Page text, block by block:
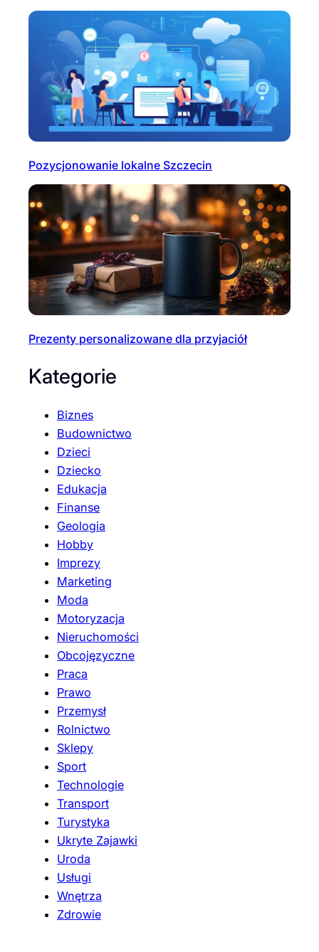
Pozycjonowanie lokalne Szczecin
Prezenty personalizowane dla przyjaciół
Kategorie
Biznes
Budownictwo
Dzieci
Dziecko
Edukacja
Finanse
Geologia
Hobby
Imprezy
Marketing
Moda
Motoryzacja
Nieruchomości
Obcojęzyczne
Praca
Prawo
Przemysł
Rolnictwo
Sklepy
Sport
Technologie
Transport
Turystyka
Ukryte Zajawki
Uroda
Usługi
Wnętrza
Zdrowie